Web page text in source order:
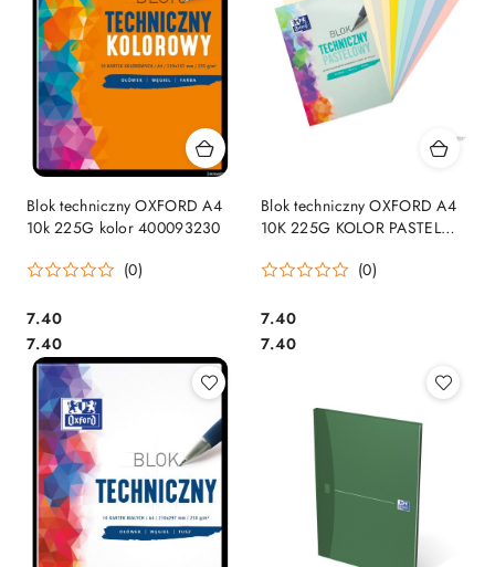
Blok techniczny OXFORD A4
10k 225G kolor 400093230
(0)
Cena:
7.40
Cena:
7.40
Blok techniczny OXFORD A4
10K 225G KOLOR PASTEL
(0)
Cena:
7.40
Cena:
7.40